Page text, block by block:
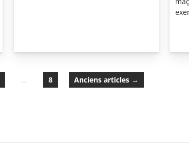
… 8 Anciensarticles →